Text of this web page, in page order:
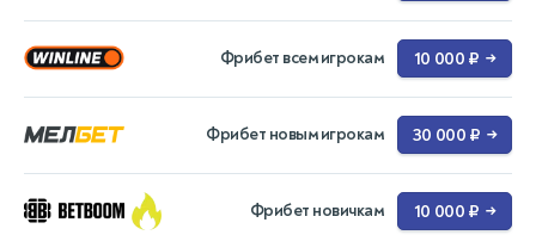
Фрибет всем игрокам 10 000 ₽ →
Фрибет новым игрокам 30 000 ₽ →
Фрибет новичкам 10 000 ₽ →